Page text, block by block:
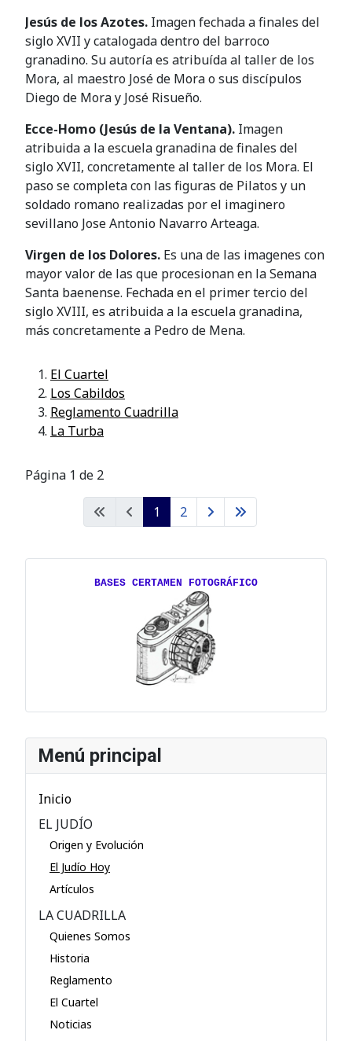
Menú principal
Inicio
EL JUDÍO
Origen y Evolución
El Judío Hoy
Artículos
LA CUADRILLA
Quienes Somos
Historia
Reglamento
El Cuartel
Noticias
Jesús de los Azotes. Imagen fechada a finales del
siglo XVII y catalogada dentro del barroco
granadino. Su autoría es atribuída al taller de los
Mora, al maestro José de Mora o sus discípulos
Diego de Mora y José Risueño.
Ecce-Homo (Jesús de la Ventana). Imagen
atribuida a la escuela granadina de finales del
siglo XVII, concretamente al taller de los Mora. El
paso se completa con las figuras de Pilatos y un
soldado romano realizadas por el imaginero
sevillano Jose Antonio Navarro Arteaga.
Virgen de los Dolores. Es una de las imagenes con
mayor valor de las que procesionan en la Semana
Santa baenense. Fechada en el primer tercio del
siglo XVIII, es atribuida a la escuela granadina,
más concretamente a Pedro de Mena.
El Cuartel
Los Cabildos
Reglamento Cuadrilla
La Turba
Página 1 de 2
1 2
BASES CERTAMEN FOTOGRÁFICO